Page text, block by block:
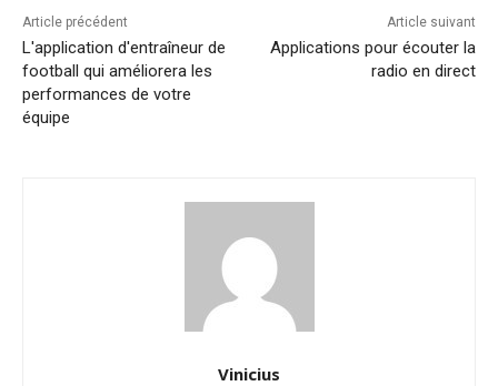
Article précédent
L'application d'entraîneur de
football qui améliorera les
performances de votre
équipe
Article suivant
Applications pour écouter la
radio en direct
Vinicius